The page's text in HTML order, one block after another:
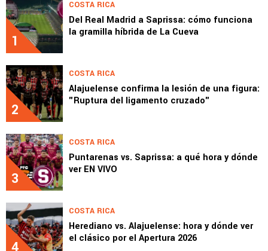
1
COSTA RICA
Del Real Madrid a Saprissa: cómo funciona
la gramilla híbrida de La Cueva
2
COSTA RICA
Alajuelense confirma la lesión de una figura:
"Ruptura del ligamento cruzado"
3
COSTA RICA
Puntarenas vs. Saprissa: a qué hora y dónde
ver EN VIVO
COSTA RICA
Herediano vs. Alajuelense: hora y dónde ver
el clásico por el Apertura 2026